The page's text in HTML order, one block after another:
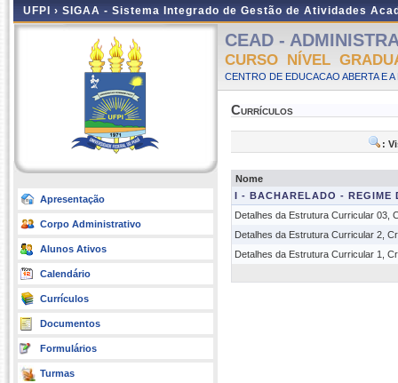
UFPI › SIGAA - Sistema Integrado de Gestão de Atividades
Apresentação
Corpo Administrativo
Alunos Ativos
Calendário
Currículos
Documentos
Formulários
Turmas
CEAD -
CURSO NÍVEL
CENTRO DE EDUCACAO ABERTA E
Currículos
:
Nome
I - BACHARELADO - REGIME
Detalhes da Estrutura Curricular 03,
Detalhes da Estrutura Curricular 2,
Detalhes da Estrutura Curricular 1,